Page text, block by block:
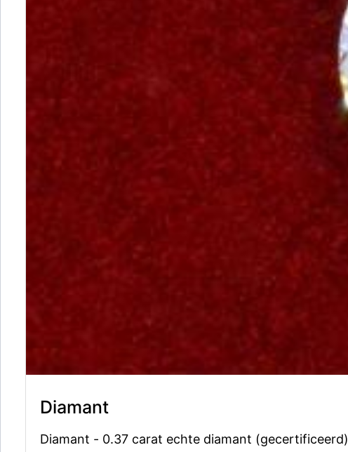
Diamant
Diamant - 0.37 carat echte diamant (gecertificeerd)